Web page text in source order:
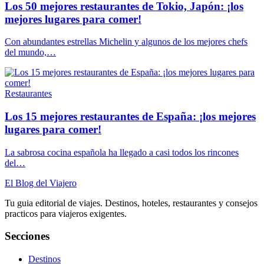
Los 50 mejores restaurantes de Tokio, Japón: ¡los
mejores lugares para comer!
Con abundantes estrellas Michelin y algunos de los mejores chefs
del mundo,…
Restaurantes
Los 15 mejores restaurantes de España: ¡los mejores
lugares para comer!
La sabrosa cocina española ha llegado a casi todos los rincones
del…
El Blog del Viajero
Tu guia editorial de viajes. Destinos, hoteles, restaurantes y consejos
practicos para viajeros exigentes.
Secciones
Destinos